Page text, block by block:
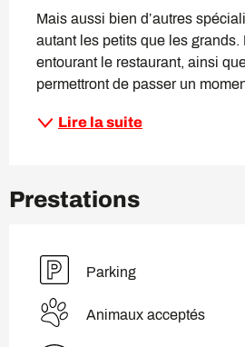
Mais aussi bien d’autres
autant les petits que les
entourant le restaurant, ainsi
permettront de passer un
Lire la suite
Prestations
Parking
Animaux acceptés